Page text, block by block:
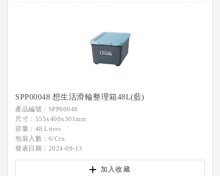
SPP00048 想生活滑輪整理箱48L(藍)
產品編號：SPP00048
尺寸：555x400x301mm
容量：48 Liters
包裝入數：6/Ctn
發表日期：2024-09-13
加入收藏